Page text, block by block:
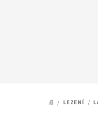
DOMŮ
/ LEZENÍ /